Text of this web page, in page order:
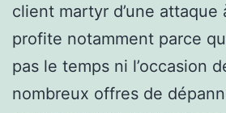
client martyr d’une attaque
profite notamment parce
pas le temps ni l’occasion
nombreux offres de